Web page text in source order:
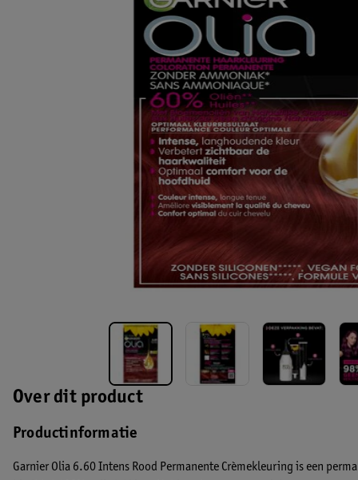
Over dit product
Productinformatie
Garnier Olia 6.60 Intens Rood Permanente Crèmekleuring is een